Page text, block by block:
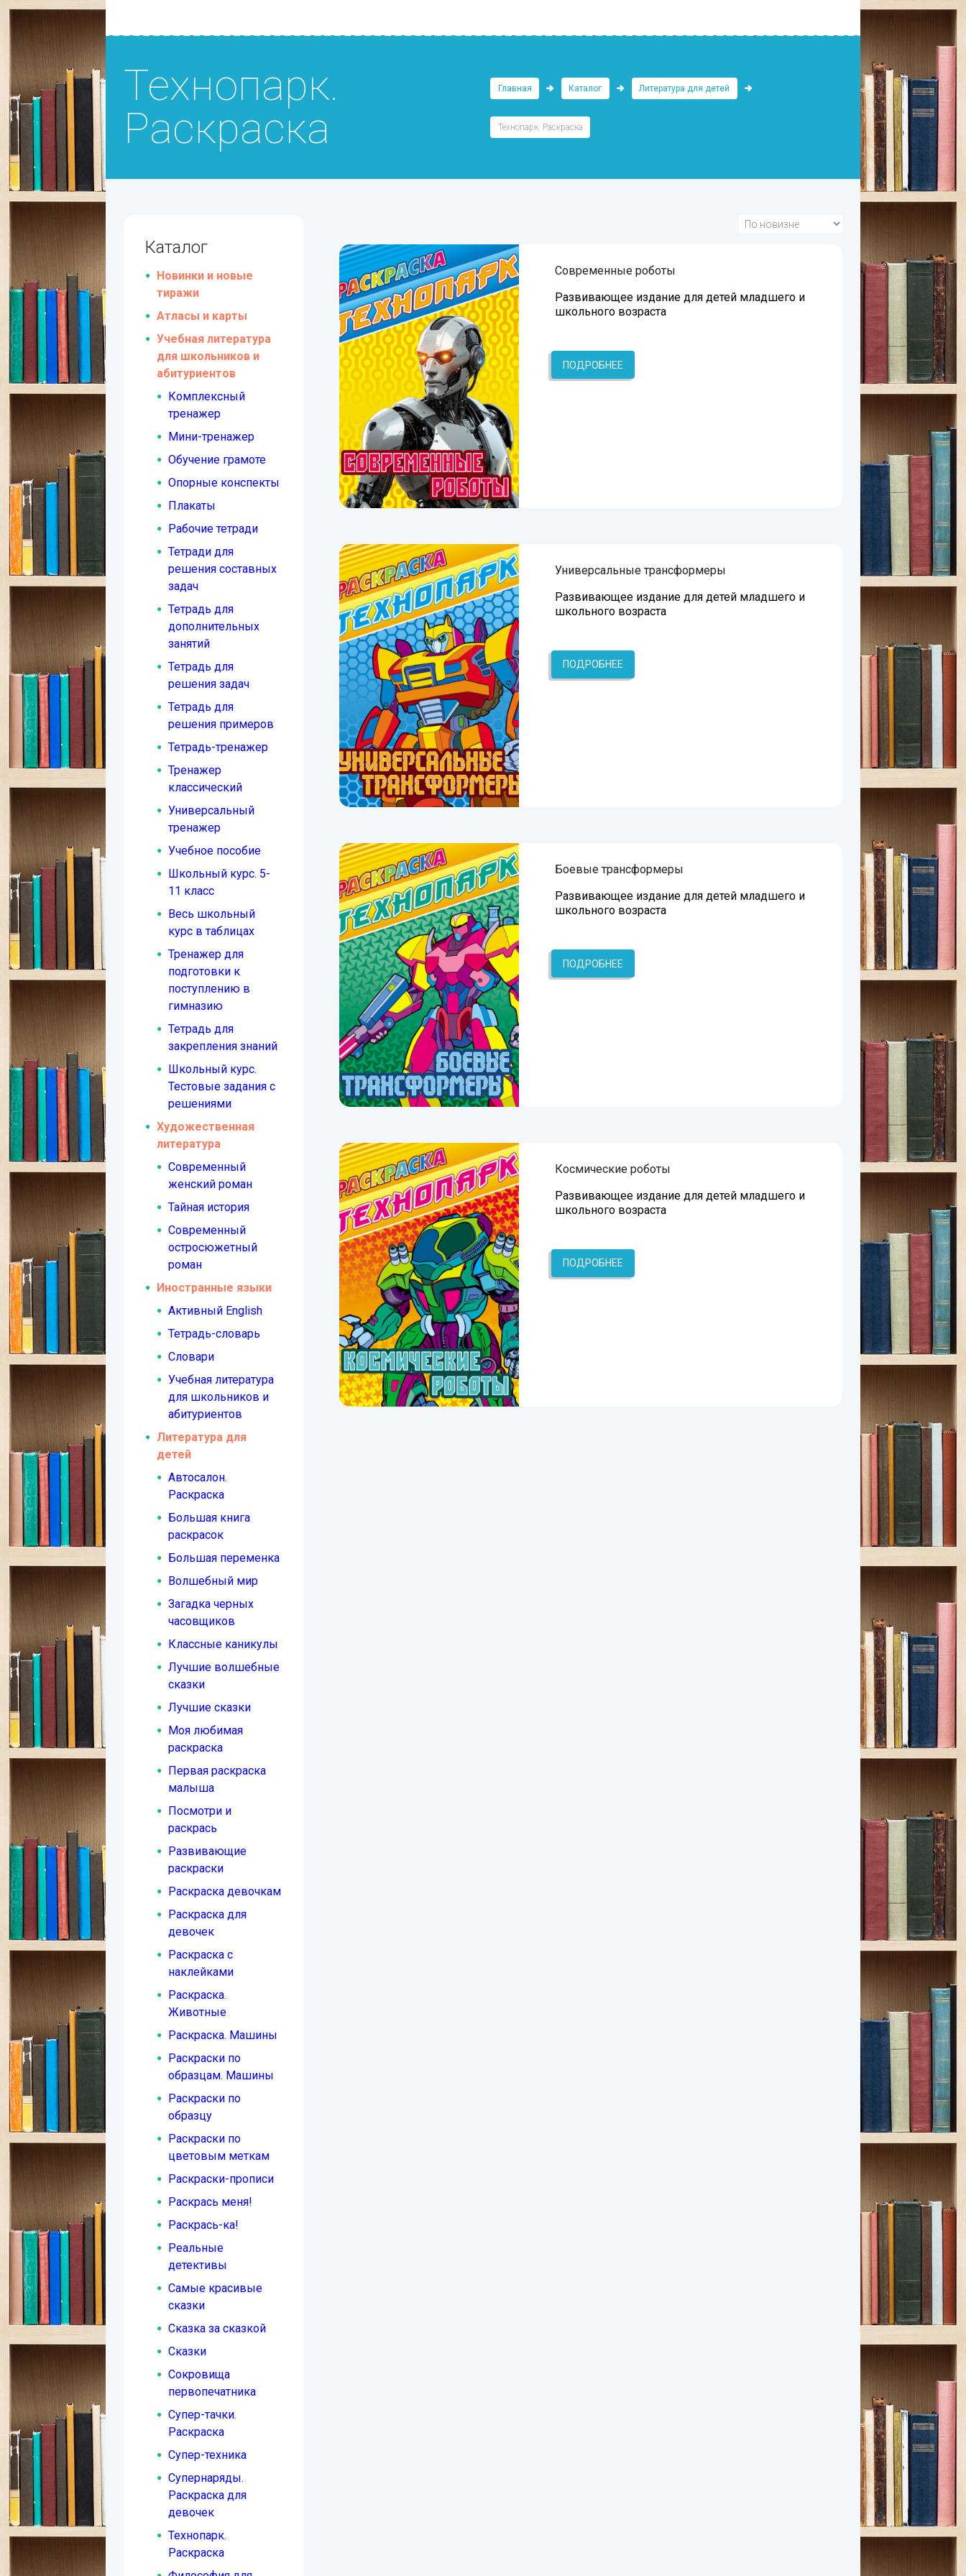
Главная Каталог Литература для детей
Технопарк. Раскраска
Технопарк.
Раскраска
Современные роботы
Развивающее издание для детей младшего и
школьного возраста
ПОДРОБНЕЕ
Универсальные трансформеры
Развивающее издание для детей младшего и
школьного возраста
ПОДРОБНЕЕ
Боевые трансформеры
Развивающее издание для детей младшего и
школьного возраста
ПОДРОБНЕЕ
Космические роботы
Развивающее издание для детей младшего и
школьного возраста
ПОДРОБНЕЕ
Каталог
Новинки и новые
тиражи
Атласы и карты
Учебная литература
для школьников и
абитуриентов
Комплексный
тренажер
Мини-тренажер
Обучение грамоте
Опорные конспекты
Плакаты
Рабочие тетради
Тетради для
решения составных
задач
Тетрадь для
дополнительных
занятий
Тетрадь для
решения задач
Тетрадь для
решения примеров
Тетрадь-тренажер
Тренажер
классический
Универсальный
тренажер
Учебное пособие
Школьный курс. 5-
11 класс
Весь школьный
курс в таблицах
Тренажер для
подготовки к
поступлению в
гимназию
Тетрадь для
закрепления знаний
Школьный курс.
Тестовые задания с
решениями
Художественная
литература
Современный
женский роман
Тайная история
Современный
остросюжетный
роман
Иностранные языки
Активный English
Тетрадь-словарь
Словари
Учебная литература
для школьников и
абитуриентов
Литература для
детей
Автосалон.
Раскраска
Большая книга
раскрасок
Большая переменка
Волшебный мир
Загадка черных
часовщиков
Классные каникулы
Лучшие волшебные
сказки
Лучшие сказки
Моя любимая
раскраска
Первая раскраска
малыша
Посмотри и
раскрась
Развивающие
раскраски
Раскраска девочкам
Раскраска для
девочек
Раскраска с
наклейками
Раскраска.
Животные
Раскраска. Машины
Раскраски по
образцам. Машины
Раскраски по
образцу
Раскраски по
цветовым меткам
Раскраски-прописи
Раскрась меня!
Раскрась-ка!
Реальные
детективы
Самые красивые
сказки
Сказка за сказкой
Сказки
Сокровища
первопечатника
Супер-тачки.
Раскраска
Супер-техника
Супернаряды.
Раскраска для
девочек
Технопарк.
Раскраска